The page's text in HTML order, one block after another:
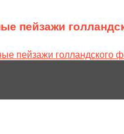
пейзажи